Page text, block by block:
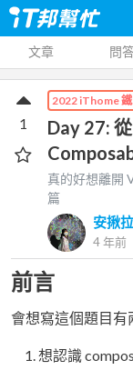
文章 問
2022 iThome
Day 27:
真的好想離開
篇
安揪拉
4 年前
1
前言
會想寫這個題目有
想認識